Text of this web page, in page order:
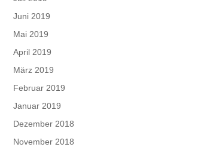
Juni 2019
Mai 2019
April 2019
März 2019
Februar 2019
Januar 2019
Dezember 2018
November 2018